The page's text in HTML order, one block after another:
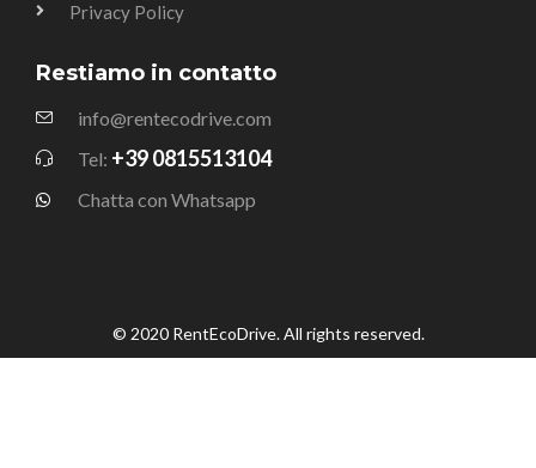
Privacy Policy
Restiamo in contatto
info@rentecodrive.com
Tel: +39 0815513104
Chatta con Whatsapp
© 2020 RentEcoDrive. All rights reserved.